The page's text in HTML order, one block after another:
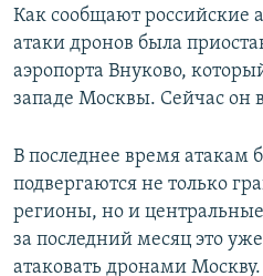
Как сообщают российские
атаки дронов была
аэропорта Внуково,
западе Москвы. Сейчас он
В последнее время атакам
подвергаются не только
регионы, но и
за последний месяц это
атаковать дронами